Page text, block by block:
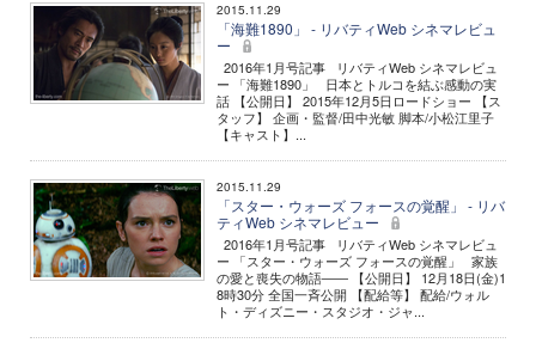
2015.11.29
「海難1890」 - リバティWeb シネマレビュ
ー
2016年1月号記事 リバティWeb シネマレビュ
ー 「海難1890」 日本とトルコを結ぶ感動の実
話 【公開日】 2015年12月5日ロードショー 【ス
タッフ】 企画・監督/田中光敏 脚本/小松江里子
【キャスト】...
2015.11.29
「スター・ウォーズ フォースの覚醒」 - リバ
ティWeb シネマレビュー
2016年1月号記事 リバティWeb シネマレビュ
ー 「スター・ウォーズ フォースの覚醒」 家族
の愛と喪失の物語―― 【公開日】 12月18日(金)1
8時30分 全国一斉公開 【配給等】 配給/ウォル
ト・ディズニー・スタジオ・ジャ...